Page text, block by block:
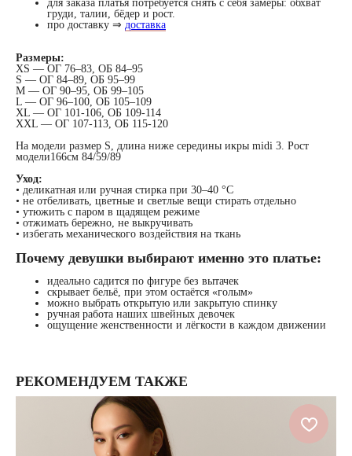
для заказа платья потребуется снять с себя замеры: обхват
груди, талии, бёдер и рост.
про доставку ⇒ доставка
Размеры:
XS — ОГ 76–83, ОБ 84–95
S — ОГ 84–89, ОБ 95–99
M — ОГ 90–95, ОБ 99–105
L — ОГ 96–100, ОБ 105–109
XL — ОГ 101-106, ОБ 109-114
XXL — ОГ 107-113, ОБ 115-120
На модели размер S, длина ниже середины икры midi 3. Рост
модели166см 84/59/89
Уход:
• деликатная или ручная стирка при 30–40 °C
• не отбеливать, цветные и светлые вещи стирать отдельно
• утюжить с паром в щадящем режиме
• отжимать бережно, не выкручивать
• избегать механического воздействия на ткань
Почему девушки выбирают именно это платье:
идеально садится по фигуре без вытачек
скрывает бельё, при этом остаётся «голым»
можно выбрать открытую или закрытую спинку
ручная работа наших швейных девочек
ощущение женственности и лёгкости в каждом движении
РЕКОМЕНДУЕМ ТАКЖЕ